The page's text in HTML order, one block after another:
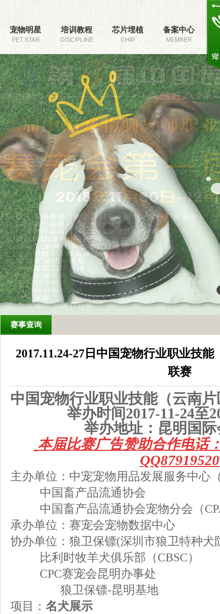
宠物明星
PET STAR
培训教程
DISCIPLINE
芯片埋植
CHIP
备案中心
MEMBER
赛事查询
2017.11.24-27日中国宠物行业职业技
联赛
中国宠物行业职业技能（云南
举办时间2017-11-24至
举办地址：昆明国
本届比赛广告赞助合作电话
QQ87919520
主办单位：中宠宠物用品发展服务中心
中国畜产品流通协会
中国畜产品流通协会宠物分会（
承办单位： 赛宠会宠物数据中心
协办单位：狼卫保镖(深圳市狼卫特种犬
比利时牧羊犬俱乐部（CBSC）
CPC赛宠会昆明办事处
狼卫保镖-昆明基地
项目： 名犬展示